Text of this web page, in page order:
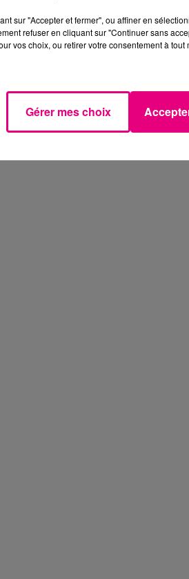
sur "Accepter et fermer", ou affiner en
refuser en cliquant sur "Continuer sans
vos choix, ou retirer votre consentement à
Gérer mes choix